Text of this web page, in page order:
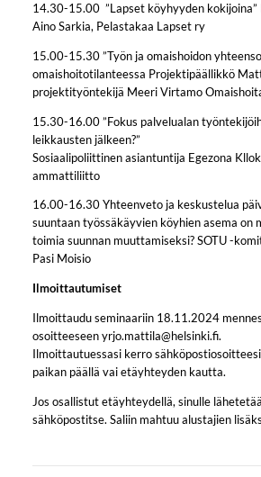
14.30-15.00 ”Lapset köyhyyden
Aino Sarkia, Pelastakaa Lapset ry
15.00-15.30 ”Työn ja omaishoidon
omaishoitotilanteessa Projektipäällikkö
projektityöntekijä Meeri Virtamo
15.30-16.00 ”Fokus palvelualan
leikkausten jälkeen?”
Sosiaalipoliittinen asiantuntija Egezona
ammattiliitto
16.00-16.30 Yhteenveto ja keskustelua
suuntaan työssäkäyvien köyhien asema on
toimia suunnan muuttamiseksi? SOTU -
Pasi Moisio
Ilmoittautumiset
Ilmoittaudu seminaariin 18.11.2024
osoitteeseen yrjo.mattila@helsinki.fi.
Ilmoittautuessasi kerro
paikan päällä vai etäyhteyden kautta.
Jos osallistut etäyhteydellä, sinulle
sähköpostitse. Saliin mahtuu alustajien